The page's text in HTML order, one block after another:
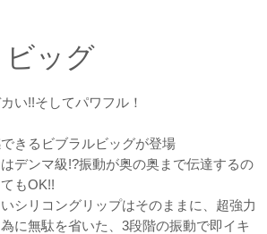
ビッグ
い!!そしてパワフル！
きるビブラルビッグが登場
デンマ級!?振動が奥の奥まで伝達するの
もOK!!
シリコングリップはそのままに、超強力
に無駄を省いた、3段階の振動で即イキ